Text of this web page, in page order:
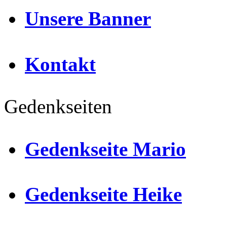
Unsere Banner
Kontakt
Gedenkseiten
Gedenkseite Mario
Gedenkseite Heike